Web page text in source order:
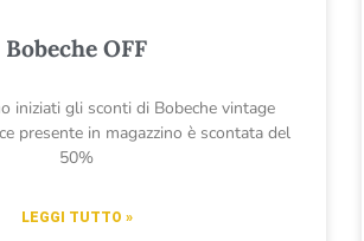
Bobeche OFF
iniziati gli sconti di Bobeche vintage
presente in magazzino è scontata del
50%
LEGGI TUTTO »